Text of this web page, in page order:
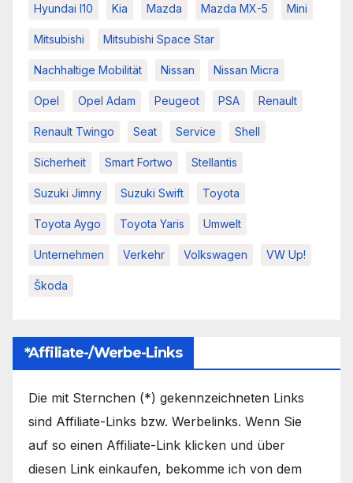
Hyundai I10 Kia Mazda Mazda MX-5 Mini
Mitsubishi Mitsubishi Space Star
Nachhaltige Mobilität Nissan Nissan Micra
Opel Opel Adam Peugeot PSA Renault
Renault Twingo Seat Service Shell
Sicherheit Smart Fortwo Stellantis
Suzuki Jimny Suzuki Swift Toyota
Toyota Aygo Toyota Yaris Umwelt
Unternehmen Verkehr Volkswagen VW Up!
Škoda
*Affiliate-/Werbe-Links
Die mit Sternchen (*) gekennzeichneten Links
sind Affiliate-Links bzw. Werbelinks. Wenn Sie
auf so einen Affiliate-Link klicken und über
diesen Link einkaufen, bekomme ich von dem